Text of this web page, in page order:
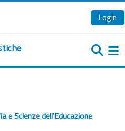
Login
e Scienze dell'Educazione